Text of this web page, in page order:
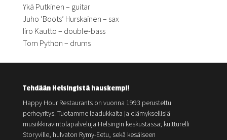
Ykä Putkinen – guitar
Juho ‘Boots’ Hurskainen – sax
Iiro Kautto – double-bass
Tom Python – drums
Tehdään Helsingistä hauskempi!
Happy Hour Restaurants on vuonna 1993 perustettu
perheyritys. Tuotamme laadukkaita ja elämyksellisiä
musiikkiravintolapalveluja Helsingin keskustassa; kultturelli
Storyville, hulvaton Rymy-Eetu, sekä kesäiseen